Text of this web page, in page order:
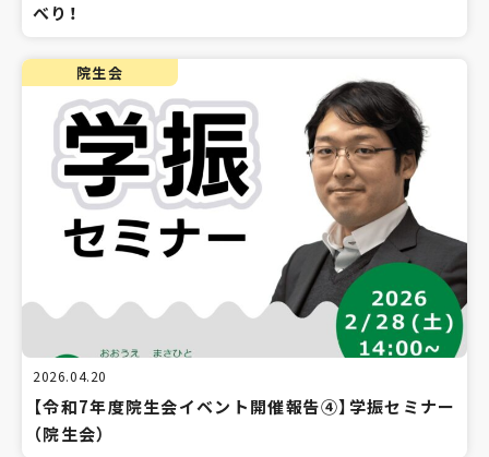
べり！
院生会
2026.04.20
【令和7年度院生会イベント開催報告④】学振セミナー
（院生会）